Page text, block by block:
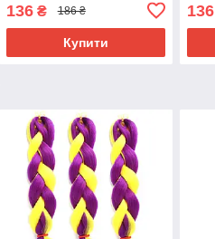
136₴ 186 ₴
Купити
136